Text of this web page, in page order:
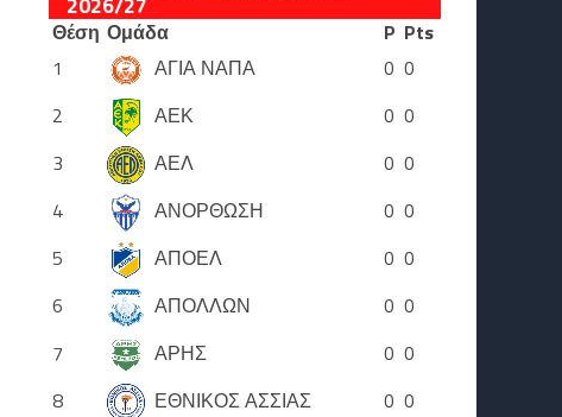
Θέση Ομάδα P Pts
1
ΑΓΙΑ ΝΑΠΑ 0 0
2
ΑΕΚ 0 0
3
ΑΕΛ 0 0
4
ΑΝΟΡΘΩΣΗ 0 0
5
ΑΠΟΕΛ 0 0
6
ΑΠΟΛΛΩΝ 0 0
7
ΑΡΗΣ 0 0
8
ΕΘΝΙΚΟΣ ΑΣΣΙΑΣ 0 0